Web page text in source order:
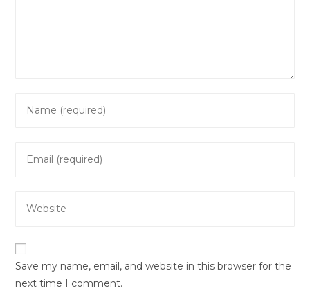
your
comment
your
address
your
URL
(optional)
Save my name, email, and website in this browser for the
next time I comment.